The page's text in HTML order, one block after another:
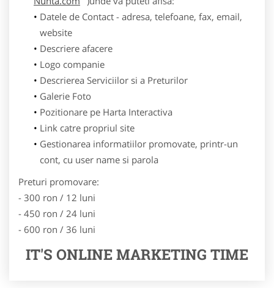
Datele de Contact - adresa, telefoane, fax, email,
website
Descriere afacere
Logo companie
Descrierea Serviciilor si a Preturilor
Galerie Foto
Pozitionare pe Harta Interactiva
Link catre propriul site
Gestionarea informatiilor promovate, printr-un
cont, cu user name si parola
Preturi promovare:
- 300 ron / 12 luni
- 450 ron / 24 luni
- 600 ron / 36 luni
IT'S ONLINE MARKETING TIME